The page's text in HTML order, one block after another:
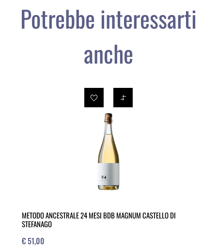
Potrebbe interessarti
anche
METODO ANCESTRALE 24 MESI BDB MAGNUM CASTELLO DI
STEFANAGO
€ 51,00